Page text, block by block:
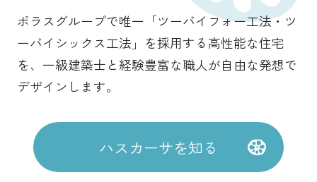
ポラスグループで唯一 「ツーバイフォー工法・ツ
ーバイシックス工法」を採用する高性能な住宅
を、一級建築士と経験豊富な職人が自由な発想で
デザインします。
ハスカーサを知る